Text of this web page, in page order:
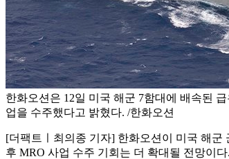
한화오션은 12일 미국 해군 7함대에 배속된
업을 수주했다고 밝혔다. /한화오션
[더팩트ㅣ최의종 기자] 한화오션이 미국 해군
후 MRO 사업 수주 기회는 더 확대될 전망이다.